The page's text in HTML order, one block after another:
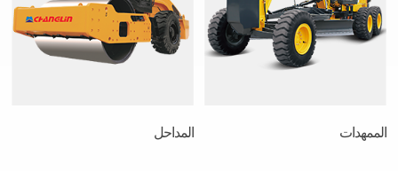
الممهدات المداحل